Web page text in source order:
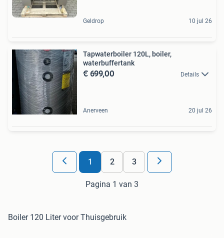
Geldrop 10 jul 26
Tapwaterboiler 120L, boiler,
waterbuffertank
€ 699,00 Details
Anerveen 20 jul 26
1 2 3
Pagina 1 van 3
Boiler 120 Liter voor Thuisgebruik